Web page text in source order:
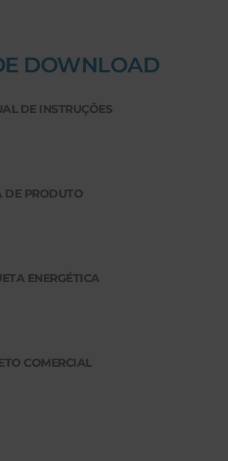
DOWNLOAD
DE INSTRUÇÕES
DE PRODUTO
ENERGÉTICA
COMERCIAL